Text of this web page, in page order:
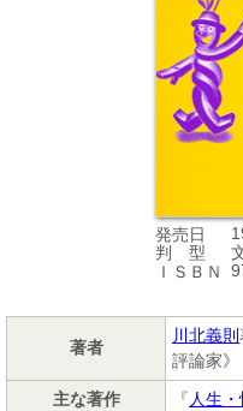
発売日
判 型
ＩＳＢＮ
著者
川北義則
評論家》
主な著作
『 人生